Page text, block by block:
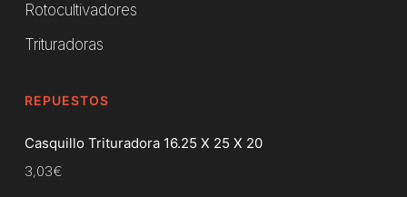
Rotocultivadores
Trituradoras
REPUESTOS
Casquillo Trituradora 16.25 X 25 X 20
3,03€